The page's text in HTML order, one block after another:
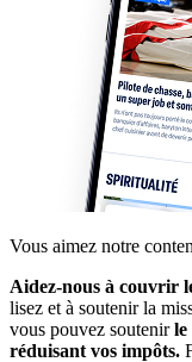
Vous aimez notre
Aidez-nous à couvrir
lisez et à soutenir la
vous pouvez soutenirle
réduisant vos impôts.